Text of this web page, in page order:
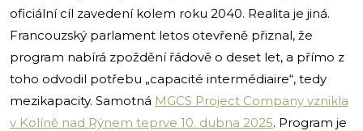
oficiální cíl zavedení kolem roku 2040. Realita je jiná.
Francouzský parlament letos otevřeně přiznal, že
program nabírá zpoždění řádově o deset let, a přímo z
toho odvodil potřebu „capacité intermédiaire“, tedy
mezikapacity. Samotná MGCS Project Company vznikla
v Kolíně nad Rýnem teprve 10. dubna 2025. Program je